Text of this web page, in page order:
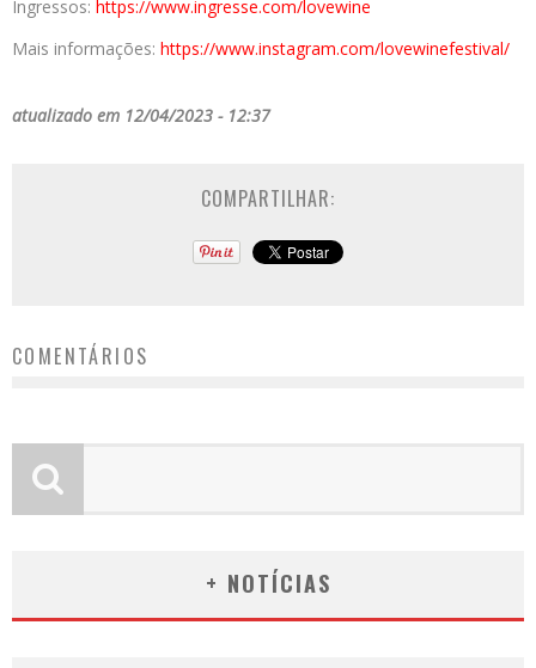
Ingressos: https://www.ingresse.com/lovewine
Mais informações: https://www.instagram.com/lovewinefestival/
atualizado em 12/04/2023 - 12:37
COMPARTILHAR:
COMENTÁRIOS
+ NOTÍCIAS